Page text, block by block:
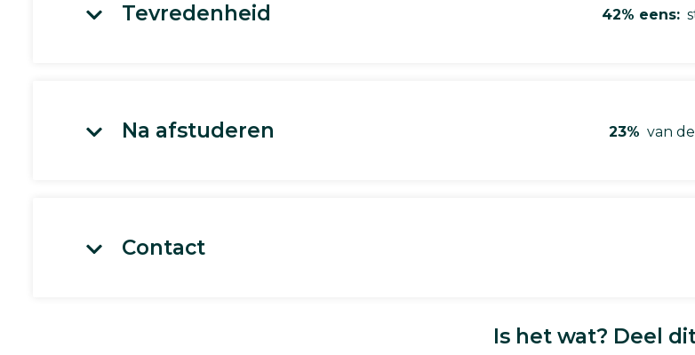
Tevredenheid 42% eens:
Na afstuderen 23% van
Contact
Is het wat? Deel